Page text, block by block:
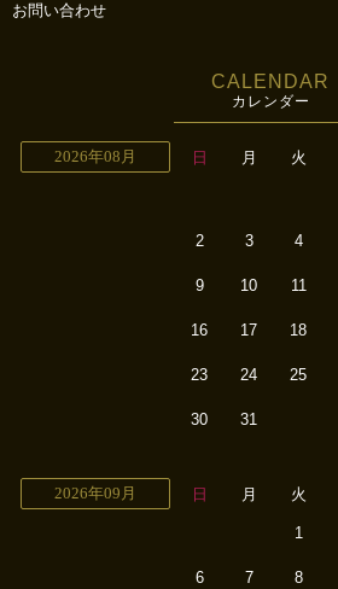
お問い合わせ
CALENDAR
カレンダー
2026年08月 日 月 火
2 3 4
9 10 11
16 17 18
23 24 25
30 31
2026年09月 日 月 火
1
6 7 8